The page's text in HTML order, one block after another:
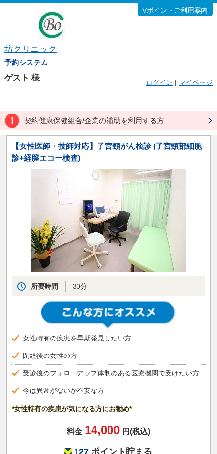
坊クリニック
予約システム
Vポイントご利用案内
ゲスト 様 ログイン | マイページ
契約健康保健組合/企業の補助を利用する方
【女性医師・技師対応】子宮頸がん検診 (子宮頸部細胞
診+経膣エコー検査)
所要時間 30分
女性特有の疾患を早期発見したい方
閉経後の女性の方
受診後のフォローアップ体制のある医療機関で受けたい方
今は異常がないが不安な方
*女性特有の疾患が気になる方にお勧め*
料金 14,000 円(税込)
127ポイント貯まる